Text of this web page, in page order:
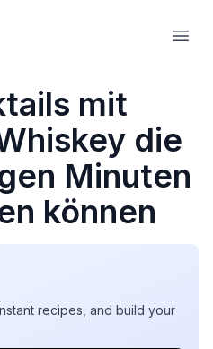
mit
die
Minuten
können
recipes, and build your